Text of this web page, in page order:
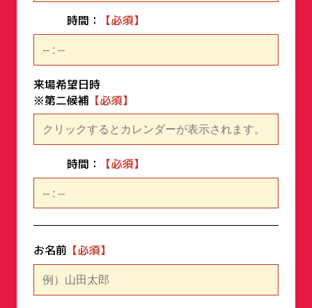
時間：
来場希望日時
※第二候補
時間：
お名前